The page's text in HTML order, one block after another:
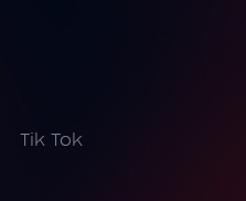
Tik Tok